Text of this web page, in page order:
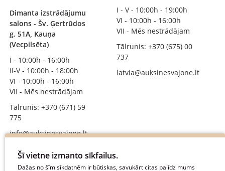
Dimanta izstrādājumu
salons - Šv. Ģertrūdos
g. 51A, Kauņa
(Vecpilsēta)
I - 10:00h - 16:00h
II-V - 10:00h - 18:00h
VI - 10:00h - 16:00h
VII - Mēs nestrādājam
Tālrunis: +370 (671) 59
775
info@auksinesvajone.lt
SEKOJIET MUMS
I - V - 10:00h - 19:00h
VI - 10:00h - 16:00h
VII - Mēs nestrādājam
Tālrunis: +370 (675) 00
737
latvia@auksinesvajone.lt
Šī vietne izmanto sīkfailus.
Dažas no šīm sīkdatnēm ir būtiskas, savukārt citas palīdz mums